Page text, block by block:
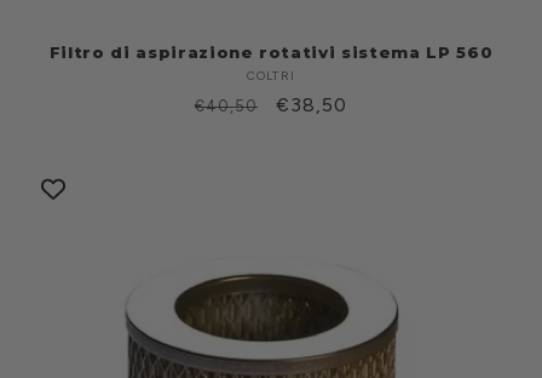
Filtro di aspirazione rotativi sistema LP 560
Produttore:
COLTRI
Prezzo
€40,50
Prezzo
€38,50